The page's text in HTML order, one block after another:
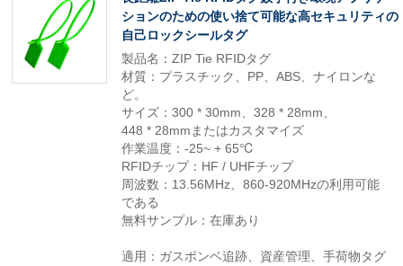
ションのための使い捨て可能な高セキュリティの
自己ロックシールタグ
製品名：ZIP Tie RFIDタグ
材質：プラスチック、PP、ABS、ナイロンな
ど。
サイズ：300 * 30mm、328 * 28mm、
448 * 28mmまたはカスタマイズ
作業温度：-25~ + 65℃
RFIDチップ：HF / UHFチップ
周波数：13.56MHz、860-920MHzの利用可能
である
無料サンプル：在庫あり
適用：ガスボンベ追跡、資産管理、手荷物タグ